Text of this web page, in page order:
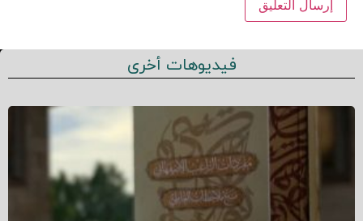
فيديوهات أخرى